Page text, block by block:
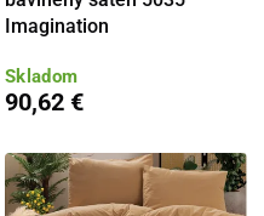
Imagination
Skladom
90,62 €